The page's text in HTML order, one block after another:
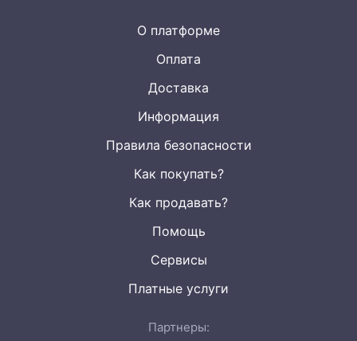
О платформе
Оплата
Доставка
Информация
Правила безопасности
Как покупать?
Как продавать?
Помощь
Сервисы
Платные услуги
Партнеры: